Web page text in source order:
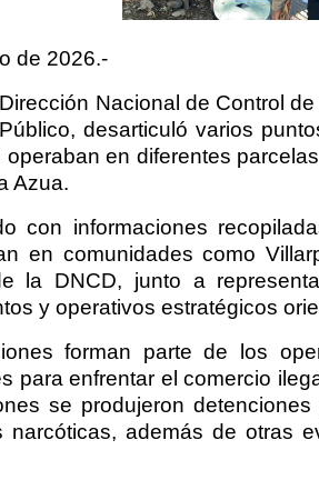
de 2026.-
Nacional de Control
desarticuló varios
operaban en diferentes
Azua.
con informaciones
en comunidades como
la DNCD, junto a
y operativos estratégicos
forman parte de los
para enfrentar el comercio
se produjeron
narcóticas, además de otras